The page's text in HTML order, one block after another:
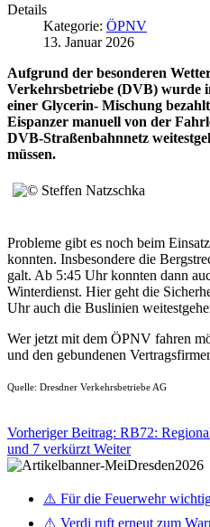
Details
Kategorie: ÖPNV
13. Januar 2026
Aufgrund der besonderen
Verkehrsbetriebe (DVB) wurde
einer Glycerin- Mischung
Eispanzer manuell von der
DVB-Straßenbahnnetz
müssen.
Probleme gibt es noch beim
konnten. Insbesondere die
galt. Ab 5:45 Uhr konnten dann
Winterdienst. Hier geht die
Uhr auch die Buslinien
Wer jetzt mit dem ÖPNV fahren
und den gebundenen
Quelle: Dresdner Verkehrsbetriebe AG
Vorheriger Beitrag: RB72:
und 7 verkürzt Weiter
⚠️ Für die Feuerwehr
⚠️ Verdi ruft erneut zum